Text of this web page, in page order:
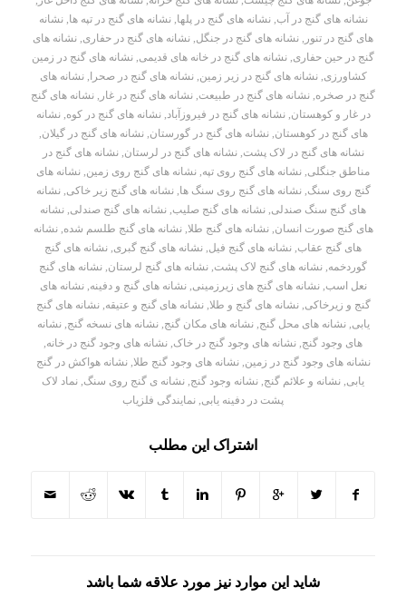
نشانه های گنج در آب,نشانه های گنج در پلها,نشانه های گنج در تپه ها,نشانه
های گنج در تنور , نشانه های گنج در جنگل, نشانه های گنج در حفاری, نشانه های
گنج در حین حفاری, نشانه های گنج در خانه های قدیمی, نشانه های گنج در زمین
کشاورزی,نشانه های گنج در زیر زمین,نشانه های گنج در صحرا ,نشانه های
گنج در صخره, نشانه های گنج در طبیعت, نشانه های گنج در غار , نشانه های گنج
در غار و کوهستان,نشانه های گنج در فیروزآباد,نشانه های گنج در کوه,نشانه
های گنج در کوهستان,نشانه های گنج در گورستان,نشانه های گنج در گیلان,
نشانه های گنج در لاک پشت,نشانه های گنج در لرستان,نشانه های گنج در
مناطق جنگلی, نشانه های گنج روی تپه, نشانه های گنج روی زمین, نشانه های
گنج روی سنگ,نشانه های گنج روی سنگ ها,نشانه های گنج زیر خاکی,نشانه
های گنج سنگ صندلی, نشانه های گنج صلیب, نشانه های گنج صندلی, نشانه
های گنج صورت انسان,نشانه های گنج طلا,نشانه های گنج طلسم شده,نشانه
های گنج عقاب, نشانه های گنج فیل, نشانه های گنج گبری, نشانه های گنج
گوردخمه, نشانه های گنج لاک پشت, نشانه های گنج لرستان, نشانه های گنج
نعل اسب,نشانه های گنج های زیرزمینی,نشانه های گنج و دفینه,نشانه های
گنج و زیرخاکی,نشانه های گنج و طلا,نشانه های گنج و عتیقه,نشانه های گنج
یابی,نشانه های محل گنج,نشانه های مکان گنج,نشانه های نسخه گنج,نشانه
های وجود گنج, نشانه های وجود گنج در خاک, نشانه های وجود گنج در خانه,
نشانه های وجود گنج در زمین,نشانه های وجود گنج طلا,نشانه هواکش در گنج
یابی, نشانه و علائم گنج, نشانه وجود گنج, نشانه ی گنج روی سنگ, نماد لاک
پشت در دفینه یابی, نمایندگی فلزیاب
اشتراک این مطلب
شاید این موارد نیز مورد علاقه شما باشد